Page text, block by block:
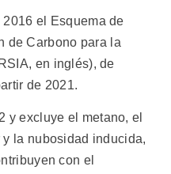
el Esquema de
de Carbono para la
en inglés), de
de 2021.
y excluye el metano, el
la nubosidad inducida,
con el